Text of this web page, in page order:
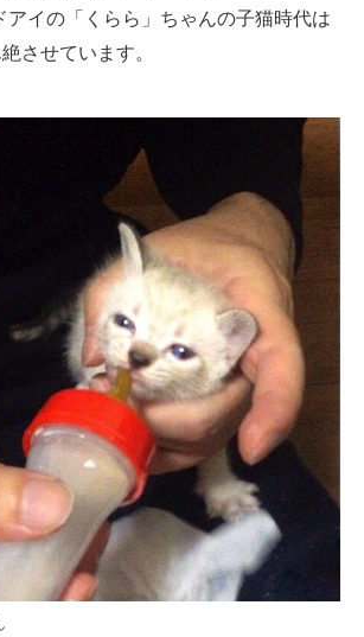
アイの「くらら」ちゃんの子猫時代は
させています。